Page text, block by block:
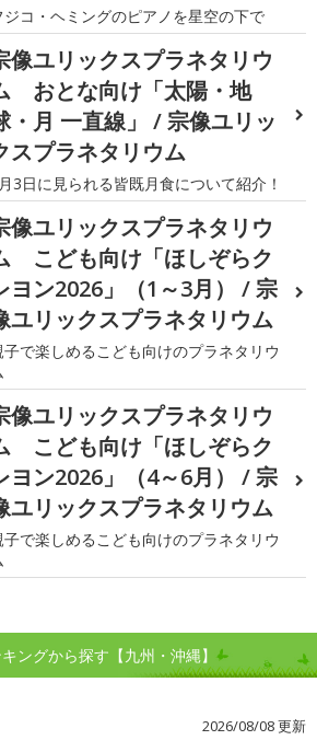
ジコ・ヘミングのピアノを星空の下で
像ユリックスプラネタリウ
おとな向け「太陽・地
・月 一直線」 / 宗像ユリッ
スプラネタリウム
3日に見られる皆既月食について紹介！
像ユリックスプラネタリウ
こども向け「ほしぞらク
ヨン2026」（1～3月） / 宗
ユリックスプラネタリウム
子で楽しめるこども向けのプラネタリウ
像ユリックスプラネタリウ
こども向け「ほしぞらク
ヨン2026」（4～6月） / 宗
ユリックスプラネタリウム
子で楽しめるこども向けのプラネタリウ
ングから探す【九州・沖縄】
2026/08/08 更新